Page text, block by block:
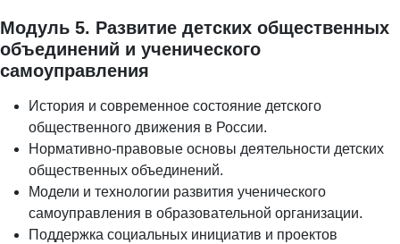
Модуль 5. Развитие детских общественных
объединений и ученического
самоуправления
История и современное состояние детского
общественного движения в России.
Нормативно-правовые основы деятельности детских
общественных объединений.
Модели и технологии развития ученического
самоуправления в образовательной организации.
Поддержка социальных инициатив и проектов